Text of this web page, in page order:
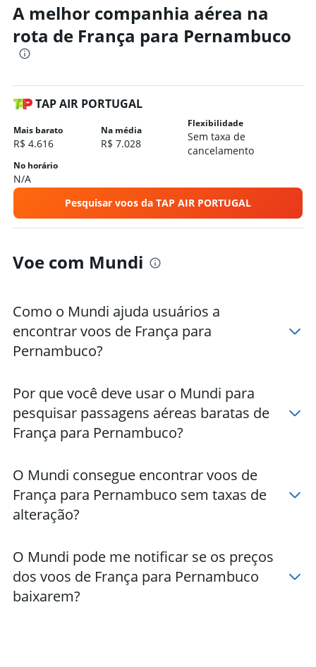
Hotéis em Pernambuco
Hotéis em Porto de Galinhas
Hotéis em Recife
Hotéis em Tamandaré
Hotéis em Cabo De Santo Agostinho
Hotéis em Caruaru
Hotéis em Gravatá
Hotéis em Petrolina
Hotéis em Olinda
A melhor companhia aérea na
rota de França para Pernambuco
TAP AIR PORTUGAL
Mais barato
R$ 4.616
Na média
R$ 7.028
Flexibilidade
Sem taxa de
cancelamento
No horário
N/A
Pesquisar voos da TAP AIR PORTUGAL
Voe com Mundi
Como o Mundi ajuda usuários a
encontrar voos de França para
Pernambuco?
Por que você deve usar o Mundi para
pesquisar passagens aéreas baratas de
França para Pernambuco?
O Mundi consegue encontrar voos de
França para Pernambuco sem taxas de
alteração?
O Mundi pode me notificar se os preços
dos voos de França para Pernambuco
baixarem?